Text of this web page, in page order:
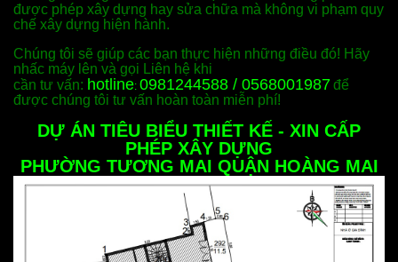
được phép xây dựng hay sửa chữa mà không vi phạm quy
chế xây dựng hiện hành.
Chúng tôi sẽ giúp các bạn thực hiện những điều đó! Hãy
nhấc máy lên và gọi Liên hệ khi
cần tư vấn: hotline: 0981244588 / 0568001987để
được chúng tôi tư vấn hoàn toàn miễn phí!
DỰ ÁN TIÊU BIỂU THIẾT KẾ - XIN CẤP
PHÉP XÂY DỰNG
PHƯỜNG TƯƠNG MAI QUẬN HOÀNG MAI